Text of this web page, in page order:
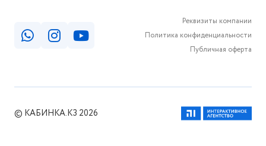
Реквизиты компании
Политика конфиденциальности
Публичная оферта
© КАБИНКА.КЗ 2026